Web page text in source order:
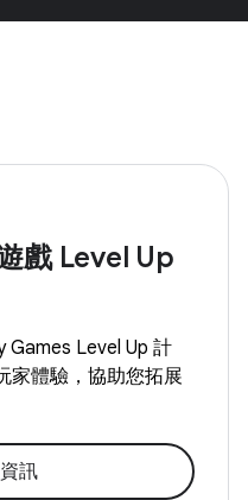
戲 Level Up
Games Level Up 計
家體驗，協助您拓展
訊